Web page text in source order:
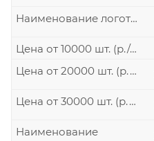
Наименование логотипа
Цена от 10000 шт. (р./шт.)
Цена от 20000 шт. (р./шт.)
Цена от 30000 шт. (р./шт.)
Наименование